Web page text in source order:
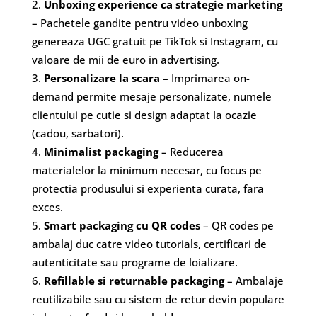
Unboxing experience ca strategie marketing
– Pachetele gandite pentru video unboxing
genereaza UGC gratuit pe TikTok si Instagram, cu
valoare de mii de euro in advertising.
Personalizare la scara – Imprimarea on-
demand permite mesaje personalizate, numele
clientului pe cutie si design adaptat la ocazie
(cadou, sarbatori).
Minimalist packaging– Reducerea
materialelor la minimum necesar, cu focus pe
protectia produsului si experienta curata, fara
exces.
Smart packaging cu QR codes– QR codes pe
ambalaj duc catre video tutorials, certificari de
autenticitate sau programe de loializare.
Refillable si returnable packaging– Ambalaje
reutilizabile sau cu sistem de retur devin populare